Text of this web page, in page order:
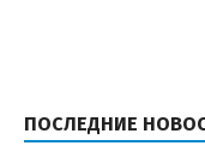
ПОСЛЕДНИЕ